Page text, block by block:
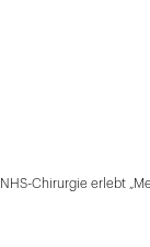
NHS-Chirurgie erlebt